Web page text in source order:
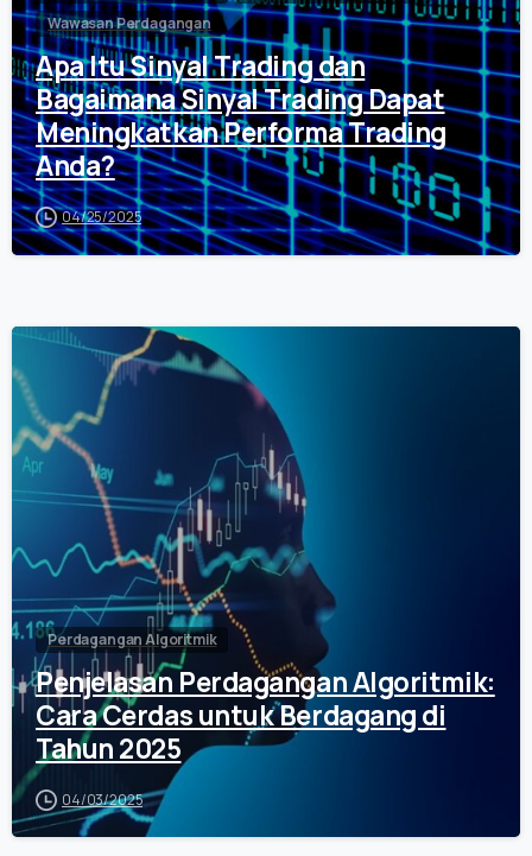
Wawasan Perdagangan
Apa Itu Sinyal Trading dan
Bagaimana Sinyal Trading Dapat
Meningkatkan Performa Trading
Anda?
04/25/2025
Perdagangan Algoritmik
Penjelasan Perdagangan Algoritmik:
Cara Cerdas untuk Berdagang di
Tahun 2025
04/03/2025